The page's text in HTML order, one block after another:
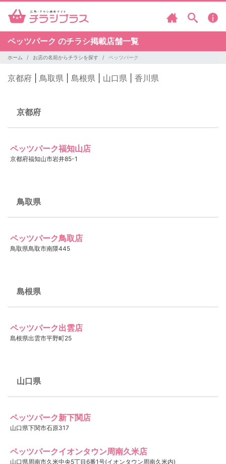
ペッツパーク のチラシ掲載店舗一覧
ホーム お店の名前からチラシを探す ペッツパーク
京都府 鳥取県 島根県 山口県 香川県
京都府
ペッツパーク福知山店
京都府福知山市岩井85-1
鳥取県
ペッツパーク鳥取店
鳥取県鳥取市南隈445
島根県
ペッツパーク出雲店
島根県出雲市平野町25
山口県
ペッツパーク新下関店
山口県下関市石原317
ペッツパークイオンタウン周南久米店
山口県周南市久米中央5丁目6番1号(イオンタウン周南久米内)